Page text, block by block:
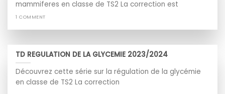
mammiferes en classe de TS2 La correction est
1 COMMENT
TD REGULATION DE LA GLYCEMIE 2023/2024
Découvrez cette série sur la régulation de la glycémie
en classe de TS2 La correction